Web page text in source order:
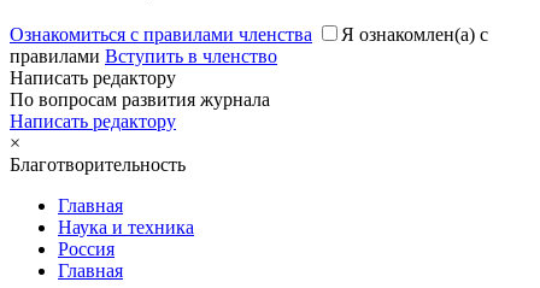
Ознакомиться с правилами членства
Я ознакомлен(а) с
правилами Вступить в членство
Написать редактору
По вопросам развития журнала
Написать редактору
×
Благотворительность
Главная
Наука и техника
Россия
Главная